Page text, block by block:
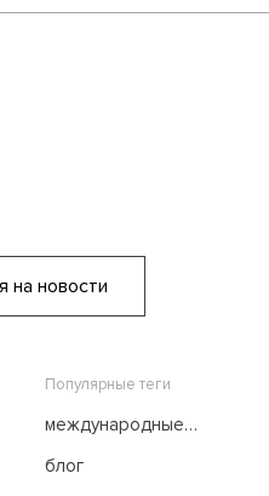
на новости
Популярные теги
международные
блог